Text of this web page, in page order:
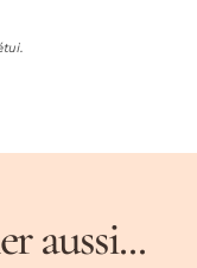
aussi...